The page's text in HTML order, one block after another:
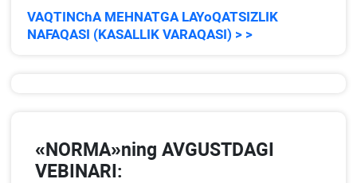
VAQTINChA MEHNATGA LAYoQATSIZLIK
NAFAQASI (KASALLIK VARAQASI) > >
«NORMA»ning AVGUSTDAGI
VEBINARI: